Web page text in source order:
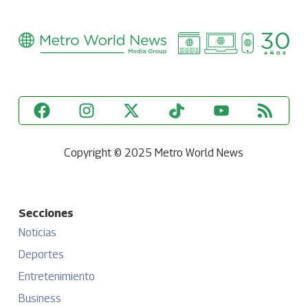
Copyright © 2025 Metro World News
Secciones
Noticias
Deportes
Entretenimiento
Business